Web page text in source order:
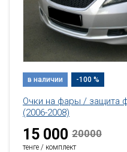
в наличии -100 %
Очки на фары / защита
(2006-2008)
15 000 20000
тенге / комплект